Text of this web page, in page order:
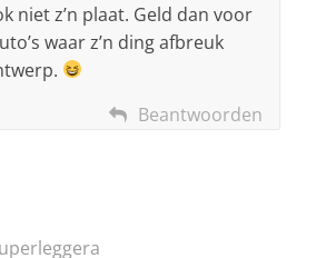
niet z’n plaat. Geld dan voor
waar z’n ding afbreuk
Beantwoorden